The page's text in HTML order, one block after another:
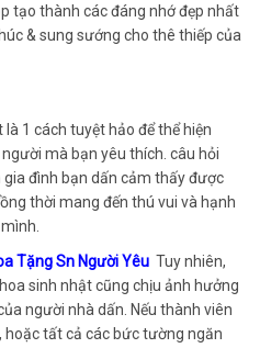
tạo thành các đáng nhớ đẹp nhất
& sung sướng cho thê thiếp của
1 cách tuyệt hảo để thể hiện
mà bạn yêu thích. câu hỏi
đình bạn dấn cảm thấy được
thời mang đến thú vui và hạnh
Tặng Sn Người Yêu Tuy nhiên,
sinh nhật cũng chịu ảnh hưởng
người nhà dấn. Nếu thành viên
tất cả các bức tường ngăn